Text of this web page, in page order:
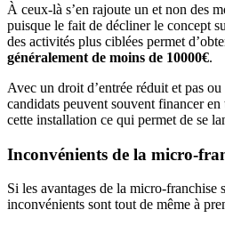
À ceux-là s’en rajoute un et non des
puisque le fait de décliner le concept
des activités plus ciblées permet
généralement de moins de 10000€.
Avec un droit d’entrée réduit et pas
candidats peuvent souvent financer
cette installation ce qui permet de se
Inconvénients de la micro-
Si les avantages de la micro-franchise
inconvénients sont tout de même à